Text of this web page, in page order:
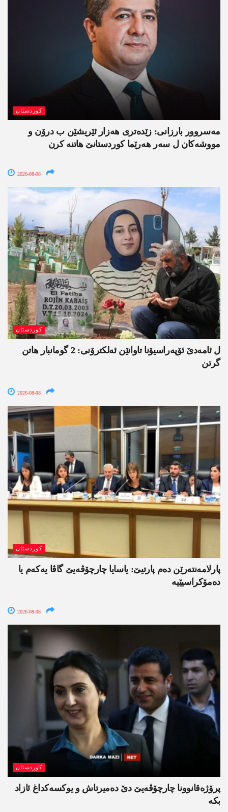
کوردستان
مەسروور بارزانی: زێدەتری ھەزار ئێریشێن ب درۆن و
مووشەکان ل سەر ھەرێما کوردستانێ ھاتنە کرن
2026-08-08
کوردستان
ل ئامەدێ ئۆپەراسیۆنا تاوانێن ئەلکترۆنی: 2 گومانبار ھاتن
گرتن
2026-08-08
کوردستان
پارلامەنتەرێن دەم پارتیێ: یاسایا چارچۆڤەیێ گاڤا یەکەم یا
دەمۆکراسیێیە
2026-08-08
کوردستان
پرۆژەقانوونا چارچۆڤەیێ دێ دەمیرتاش و یوکسەکداغ ئازاد
بکە